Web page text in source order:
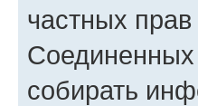
частных
Соединенных
собирать